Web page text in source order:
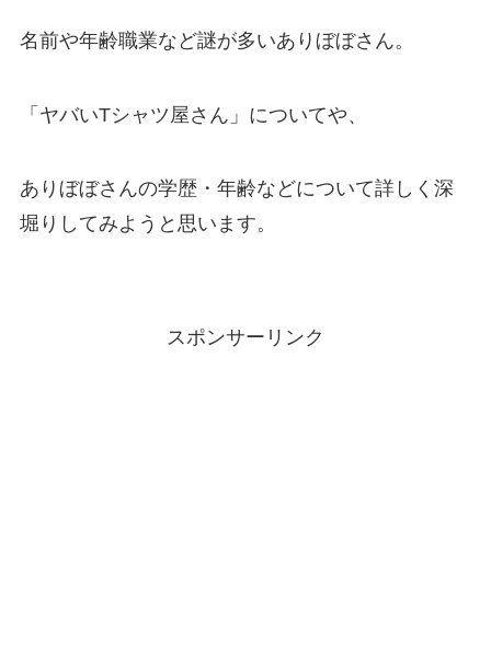
名前や年齢職業など謎が多いありぼぼさん。
「ヤバいTシャツ屋さん」についてや、
ありぼぼさんの学歴・年齢などについて詳しく深
堀りしてみようと思います。
スポンサーリンク